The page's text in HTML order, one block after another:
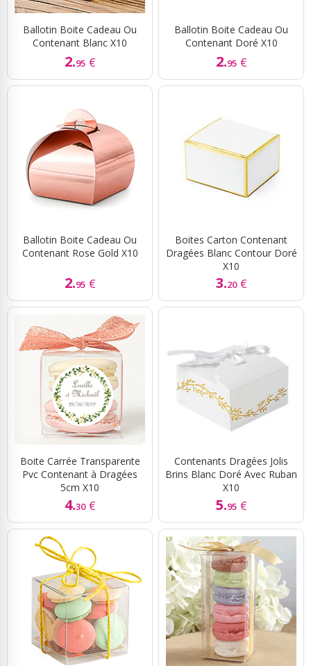
Ballotin Boite Cadeau Ou
Contenant Blanc X10
2.95 €
Ballotin Boite Cadeau Ou
Contenant Doré X10
2.95 €
Ballotin Boite Cadeau Ou
Contenant Rose Gold X10
2.95 €
Boites Carton Contenant
Dragées Blanc Contour Doré
X10
3.20 €
Boite Carrée Transparente
Pvc Contenant à Dragées
5cm X10
4.30 €
Contenants Dragées Jolis
Brins Blanc Doré Avec Ruban
X10
5.95 €